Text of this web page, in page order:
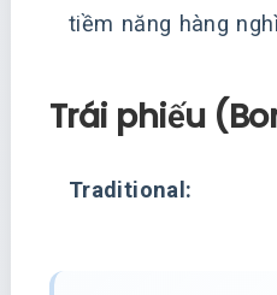
tiềm năng hàng
Trái phiếu
Traditional: